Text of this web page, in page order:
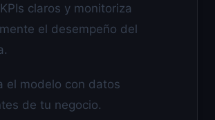
claros y monitoriza
el desempeño del
el modelo con datos
de tu negocio.